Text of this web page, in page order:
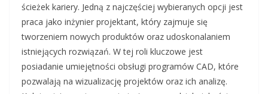
ścieżek kariery. Jedną z najczęściej wybieranych opcji jest
praca jako inżynier projektant, który zajmuje się
tworzeniem nowych produktów oraz udoskonalaniem
istniejących rozwiązań. W tej roli kluczowe jest
posiadanie umiejętności obsługi programów CAD, które
pozwalają na wizualizację projektów oraz ich analizę.